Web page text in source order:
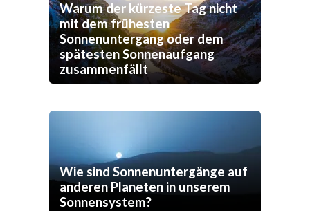
Warum der kürzeste Tag nicht
mit dem frühesten
Sonnenuntergang oder dem
spätesten Sonnenaufgang
zusammenfällt
Wie sind Sonnenuntergänge auf
anderen Planeten in unserem
Sonnensystem?